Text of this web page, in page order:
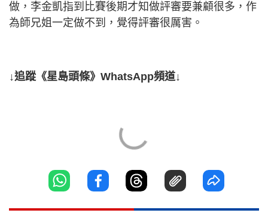
做，李金凱指到比賽後期才知做評審要兼顧很多，作
為師兄姐一定做不到，覺得評審很厲害。
↓追蹤《星島頭條》WhatsApp頻道↓